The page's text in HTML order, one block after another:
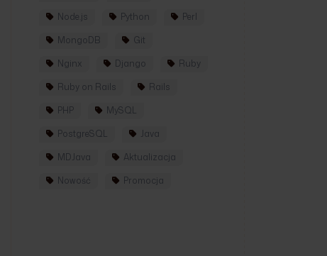
Node.js
Python
Perl
MongoDB
Git
Nginx
Django
Ruby
Ruby on Rails
Rails
PHP
MySQL
PostgreSQL
Java
MDJava
Aktualizacja
Nowość
Promocja